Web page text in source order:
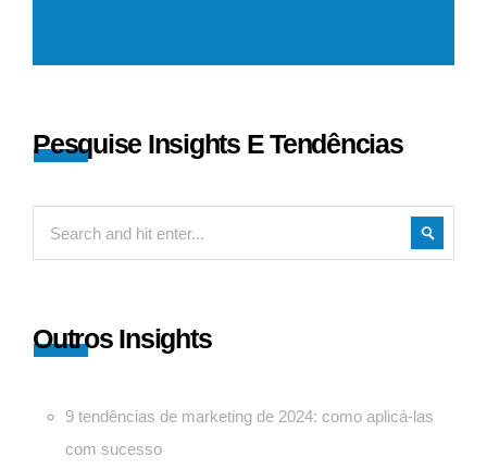
Pesquise Insights E Tendências
Outros Insights
9 tendências de marketing de 2024: como aplicá-las
com sucesso